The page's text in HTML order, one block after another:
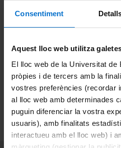
Consentiment
Aquest lloc web utilitza
El lloc web de la Universitat de
pròpies i de tercers amb la
vostres preferències (recordar
al lloc web amb determinades
puguin diferenciar la vostra
usuaris), amb finalitats
interactueu amb el lloc web) i
castellà i a les 12:30 h
Per assistir-hi i rebre l'enllaç de
registrar-se prèviament a
formulari
FORMULARI INSCRIPCIÓ